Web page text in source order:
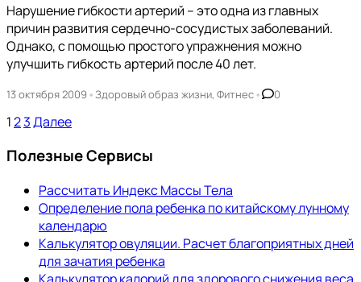
Нарушение гибкости артерий – это одна из главных
причин развития сердечно-сосудистых заболеваний.
Однако, с помощью простого упражнения можно
улучшить гибкость артерий после 40 лет.
13 октября 2009 •Здоровый образ жизни, Фитнес• 0
Пагинация
записей
123Далее
Полезные Сервисы
Рассчитать Индекс Массы Тела
Определение пола ребенка по китайскому лунному
календарю
Калькулятор овуляции. Расчет благоприятных дней
для зачатия ребенка